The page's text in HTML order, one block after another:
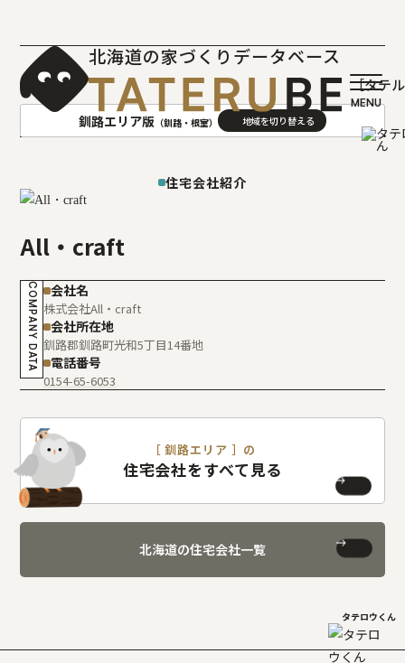
北海道の家づくりデータベース
［タテ
釧路エリア版 （釧路・根室）
函館(渡島･檜山)版
室蘭(胆振･日高)版
釧路(釧路･根室)版
北見(オホーツク)版
住宅会社紹介
All・craft
COMPANY DATA 会社名
株式会社All・craft
会社所在地
釧路郡釧路町光和5丁目14番地
電話番号
0154-65-6053
［ 釧路エリア ］の
住宅会社をすべて見る
北海道の住宅会社一覧
タテロウくん